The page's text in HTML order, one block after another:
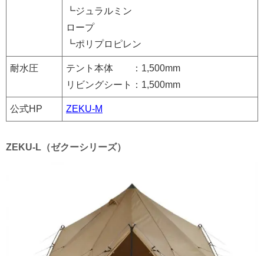
┗ジュラルミン
ロープ
┗ポリプロピレン
耐水圧
テント本体 ：1,500mm
リビングシート：1,500mm
公式HP ZEKU-M
ZEKU-L（ゼクーシリーズ）